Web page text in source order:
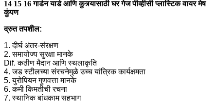
14 15 16 गार्डन यार्ड आणि कुत्र्यासाठी घर गेज पीव्हीसी प्लास्टिक वायर मेष
कुंपण
द्रुत तपशील:
1. दीर्घ अंतर-संरक्षण
2. समायोज्य सुरक्षा मानके
Dif. कठीण मैदान आणि स्थलाकृति
4. जड स्टीलच्या संरचनेमुळे उच्च यांत्रिक कार्यक्षमता
5. युरोपियन गुणवत्ता मानके
6. कमी किमतीची रचना
7. स्थानिक बांधकाम सहभाग